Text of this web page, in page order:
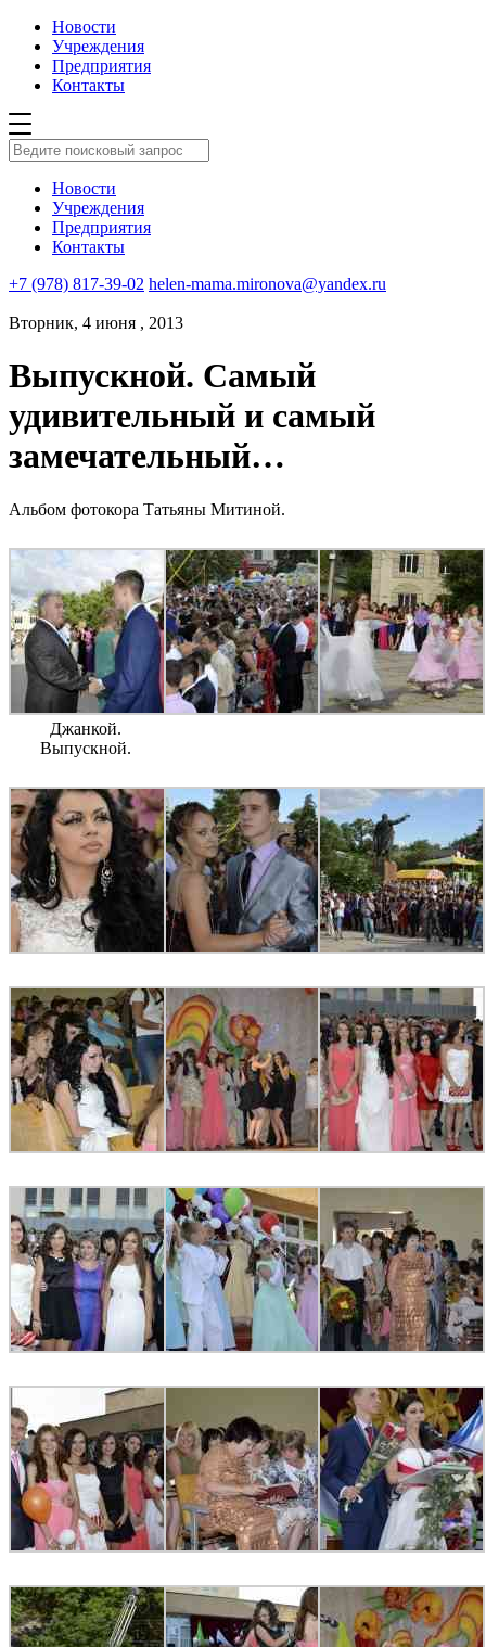
Новости
Учреждения
Предприятия
Контакты
Новости
Учреждения
Предприятия
Контакты
+7 (978) 817-39-02 helen-mama.mironova@yandex.ru
Вторник, 4 июня , 2013
Выпускной. Самый
удивительный и самый
замечательный…
Альбом фотокора Татьяны Митиной.
Джанкой.
Выпускной.